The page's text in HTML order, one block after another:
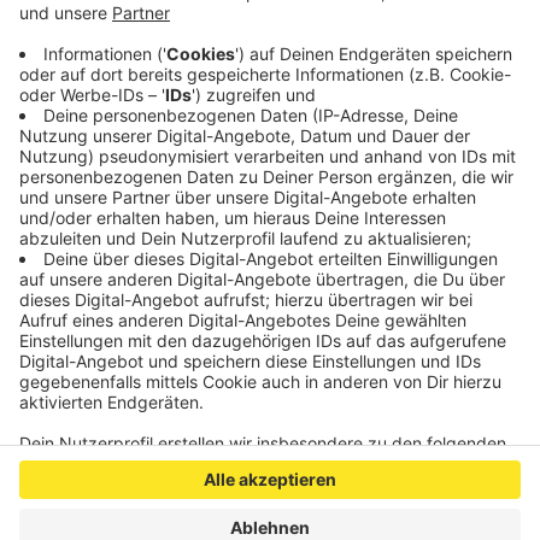
als Hirte verkleidet und singt Weihnachtslieder.
Besucher können ihm Geld spenden - und das gibt
der singende Hirte dann immer weiter für den
guten Zweck.
Veröffentlicht:Montag, 27.01.2020 05:36
Anzeige
Anzeige